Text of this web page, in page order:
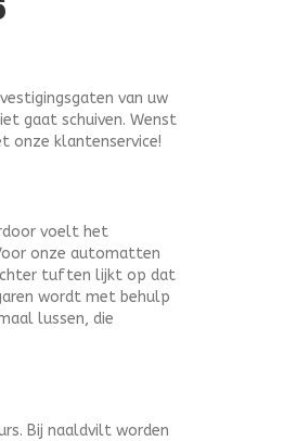
van uw
gaat schuiven. Wenst
onze klantenservice!
voelt het
onze automatten
tuften lijkt op dat
wordt met behulp
lussen, die
Bij naaldvilt worden